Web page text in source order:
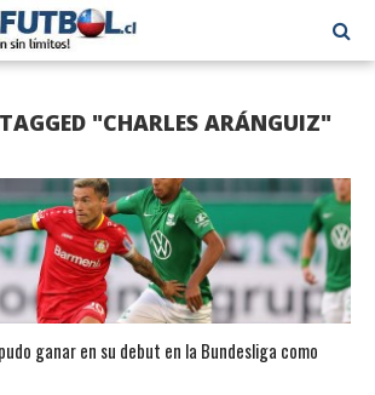
"CHARLES ARÁNGUIZ"
ganar en su debut en la Bundesliga como